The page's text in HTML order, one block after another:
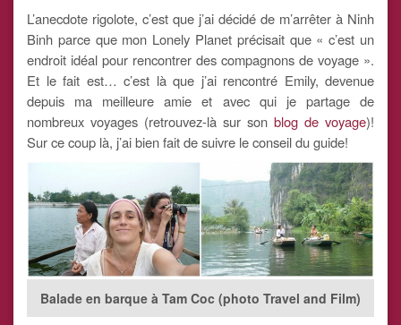
L’anecdote rigolote, c’est que j’ai décidé de m’arrêter à Ninh
Binh parce que mon Lonely Planet précisait que « c’est un
endroit idéal pour rencontrer des compagnons de voyage ».
Et le fait est… c’est là que j’ai rencontré Emily, devenue
depuis ma meilleure amie et avec qui je partage de
nombreux voyages (retrouvez-là sur son blog de voyage)!
Sur ce coup là, j’ai bien fait de suivre le conseil du guide!
Balade en barque à Tam Coc (photo Travel and Film)